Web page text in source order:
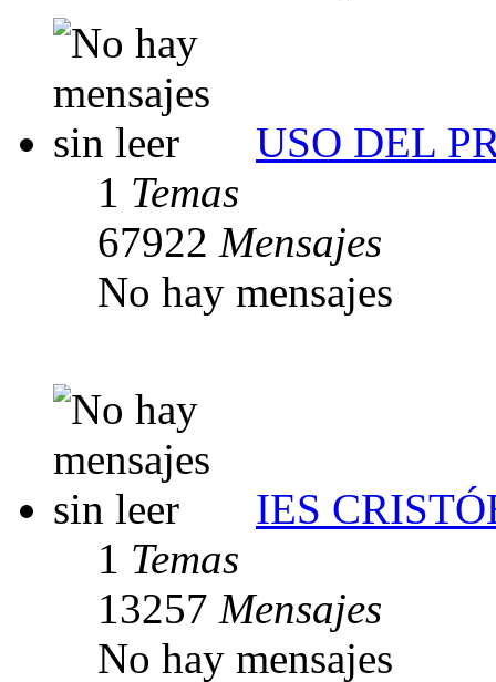
USO DEL
1 Temas
67922 Mensajes
No hay mensajes
IES
1 Temas
13257 Mensajes
No hay mensajes